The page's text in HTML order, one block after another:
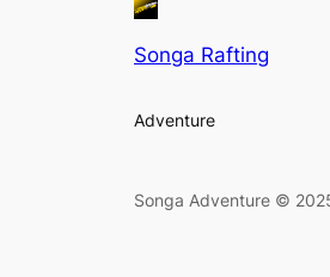
Songa Rafting
Adventure
Songa Adventure ©